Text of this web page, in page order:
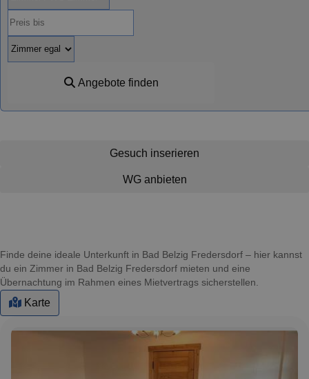
Angebote finden
Gesuch inserieren
WG anbieten
Finde deine ideale Unterkunft in Bad Belzig Fredersdorf – hier kannst
du ein Zimmer in Bad Belzig Fredersdorf mieten und eine
Übernachtung im Rahmen eines Mietvertrags sicherstellen.
Karte